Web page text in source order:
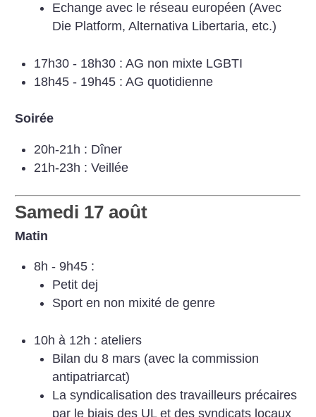
Echange avec le réseau européen (Avec
Die Platform, Alternativa Libertaria, etc.)
17h30 - 18h30 : AG non mixte LGBTI
18h45 - 19h45 : AG quotidienne
Soirée
20h-21h : Dîner
21h-23h : Veillée
Samedi 17 août
Matin
8h - 9h45 :
Petit dej
Sport en non mixité de genre
10h à 12h : ateliers
Bilan du 8 mars (avec la commission
antipatriarcat)
La syndicalisation des travailleurs précaires
par le biais des UL et des syndicats locaux